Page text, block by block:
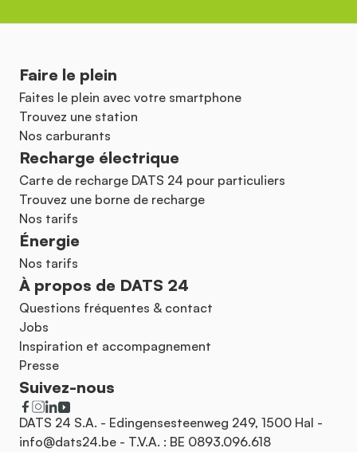
Faire le plein
Faites le plein avec votre smartphone
Trouvez une station
Nos carburants
Recharge électrique
Carte de recharge DATS 24 pour particuliers
Trouvez une borne de recharge
Nos tarifs
Énergie
Nos tarifs
À propos de DATS 24
Questions fréquentes & contact
Jobs
Inspiration et accompagnement
Presse
Suivez-nous
DATS 24 S.A. - Edingensesteenweg 249, 1500 Hal -
info@dats24.be - T.V.A. : BE 0893.096.618